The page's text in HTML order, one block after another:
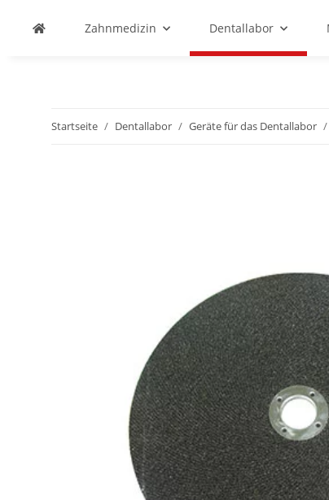
Zahnmedizin Dentallabor
Startseite Dentallabor Geräte für das Dentallabor